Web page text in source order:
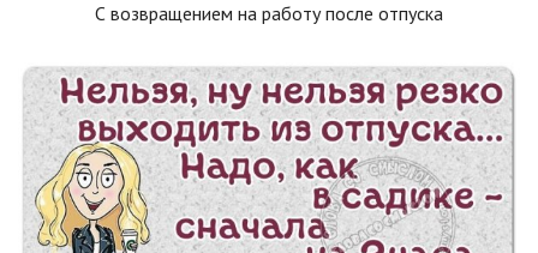
С возвращением на работу после отпуска